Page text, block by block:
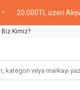
20.000TL üzeri
Biz Kimiz?